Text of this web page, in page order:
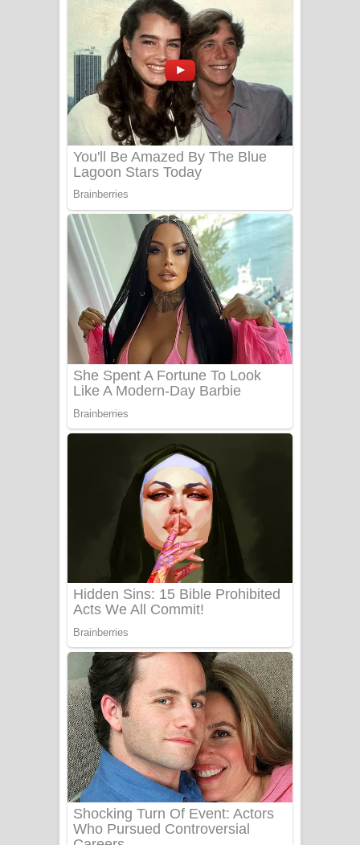
Doni Song Lyrics - දෝණි ගීතයේ පද
පෙළ
Benthara Palame Song Lyrics -
බෙන්තර පාලමේ ගීතයේ පද පෙළ
Sanda Babalena Song Lyrics - සඳ
බැබලෙන ගීතයේ පද පෙළ
Adare Wadi Nisa Song Lyrics - ආදරේ
වැඩි නිසා ගීතයේ පද පෙළ
UNUHUMA Song Lyrics - උණුහුම
ගීතයේ පද පෙළ
Katakara Song Lyrics - කටකාර ගීතයේ
පද පෙළ
Tharu Yaye Dilena Song Lyrics - තරු
යායේ දිලෙනා ගීතයේ පද පෙළ
Ow Man Sosa Song Lyrics - ඔව් මං
සෝසා ගීතයේ පද පෙළ
Heavy Weight Song Lyrics
Aye Lanweela Song Lyrics - ආයේ
ලංවීලා ගීතයේ පද පෙළ
Ala purannata Song Lyrics - ආල
පුරන්නට ගීතයේ පද පෙළ
FEVER DREAM Lyrics - Alex Warren
BTS : Hooligan Lyrics
Apa Hamuwee Song Lyrics - අප හමුවී
ගීතයේ පද පෙළ